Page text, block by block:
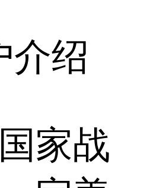
介绍
家战